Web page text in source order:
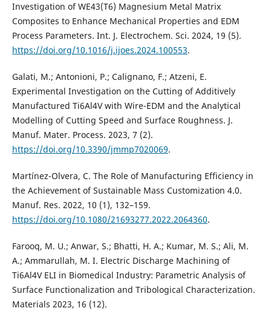
Investigation of WE43(T6) Magnesium Metal Matrix
Composites to Enhance Mechanical Properties and EDM
Process Parameters. Int. J. Electrochem. Sci. 2024, 19 (5).
https://doi.org/10.1016/j.ijoes.2024.100553.
Galati, M.; Antonioni, P.; Calignano, F.; Atzeni, E.
Experimental Investigation on the Cutting of Additively
Manufactured Ti6Al4V with Wire-EDM and the Analytical
Modelling of Cutting Speed and Surface Roughness. J.
Manuf. Mater. Process. 2023, 7 (2).
https://doi.org/10.3390/jmmp7020069.
Martínez-Olvera, C. The Role of Manufacturing Efficiency in
the Achievement of Sustainable Mass Customization 4.0.
Manuf. Res. 2022, 10 (1), 132–159.
https://doi.org/10.1080/21693277.2022.2064360.
Farooq, M. U.; Anwar, S.; Bhatti, H. A.; Kumar, M. S.; Ali, M.
A.; Ammarullah, M. I. Electric Discharge Machining of
Ti6Al4V ELI in Biomedical Industry: Parametric Analysis of
Surface Functionalization and Tribological Characterization.
Materials 2023, 16 (12).